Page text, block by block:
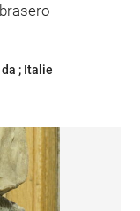
Cazzaniga, Tommaso ; Briosco, Benedetto da ; Italie